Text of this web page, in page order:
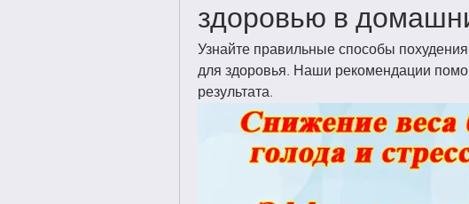
здоровью в
Узнайте правильные способы
для здоровья. Наши рекомендации
результата.